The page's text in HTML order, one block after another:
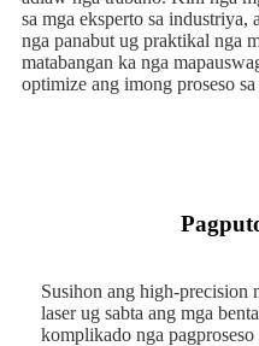
sa mga eksperto sa industriya,
nga panabut ug praktikal nga
matabangan ka nga
optimize ang imong proseso
Susihon ang high-precision
laser ug sabta ang mga
komplikado nga pagproseso